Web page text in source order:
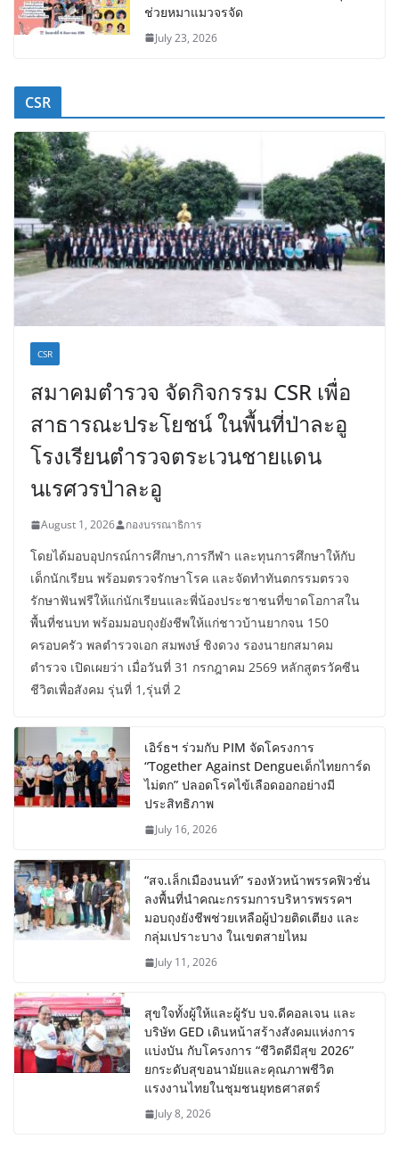
ช่วยหมาแมวจรจัด
July 23, 2026
CSR
CSR
สมาคมตำรวจ จัดกิจกรรม CSR เพื่อ
สาธารณะประโยชน์ ในพื้นที่ป่าละอู
โรงเรียนตำรวจตระเวนชายแดน
นเรศวรป่าละอู
August 1, 2026 กองบรรณาธิการ
โดยได้มอบอุปกรณ์การศึกษา,การกีฬา และทุนการศึกษาให้กับ
เด็กนักเรียน พร้อมตรวจรักษาโรค และจัดทำทันตกรรมตรวจ
รักษาฟันฟรีให้แก่นักเรียนและพี่น้องประชาชนที่ขาดโอกาสใน
พื้นที่ชนบท พร้อมมอบถุงยังชีพให้แก่ชาวบ้านยากจน 150
ครอบครัว พลตำรวจเอก สมพงษ์ ชิงดวง รองนายกสมาคม
ตำรวจ เปิดเผยว่า เมื่อวันที่ 31 กรกฎาคม 2569 หลักสูตรวัคซีน
ชีวิตเพื่อสังคม รุ่นที่ 1,รุ่นที่ 2
เอิร์ธฯ ร่วมกับ PIM จัดโครงการ
“Together Against Dengueเด็กไทยการ์ด
ไม่ตก” ปลอดโรคไข้เลือดออกอย่างมี
ประสิทธิภาพ
July 16, 2026
“สจ.เล็กเมืองนนท์” รองหัวหน้าพรรคฟิวชั่น
ลงพื้นที่นำคณะกรรมการบริหารพรรคฯ
มอบถุงยังชีพช่วยเหลือผู้ป่วยติดเตียง และ
กลุ่มเปราะบาง ในเขตสายไหม
July 11, 2026
สุขใจทั้งผู้ให้และผู้รับ บจ.ดีคอลเจน และ
บริษัท GED เดินหน้าสร้างสังคมแห่งการ
แบ่งบัน​ กับโครงการ “ชีวิตดีมีสุข 2026”
ยกระดับสุขอนามัยและคุณภาพชีวิต
แรงงานไทยในชุมชนยุทธศาสตร์
July 8, 2026